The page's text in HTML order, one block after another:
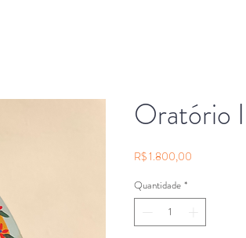
Oratório
R$ 1.800,00
Quantidade *